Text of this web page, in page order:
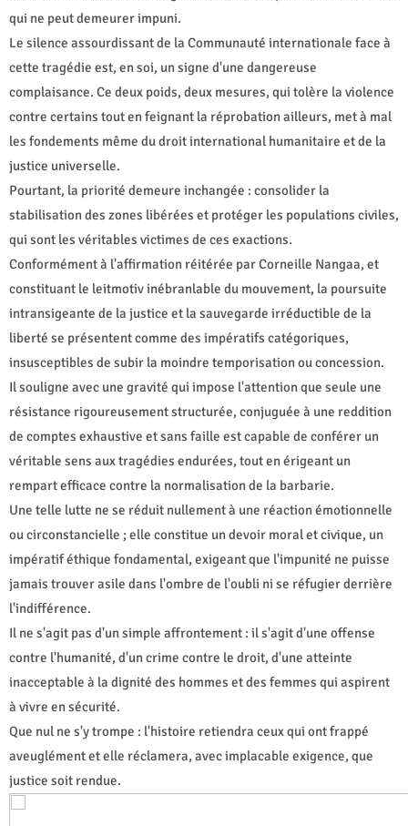
qui ne peut demeurer impuni.
Le silence assourdissant de la Communauté internationale face à
cette tragédie est, en soi, un signe d'une dangereuse
complaisance. Ce deux poids, deux mesures, qui tolère la violence
contre certains tout en feignant la réprobation ailleurs, met à mal
les fondements même du droit international humanitaire et de la
justice universelle.
Pourtant, la priorité demeure inchangée : consolider la
stabilisation des zones libérées et protéger les populations civiles,
qui sont les véritables victimes de ces exactions.
Conformément à l'affirmation réitérée par Corneille Nangaa, et
constituant le leitmotiv inébranlable du mouvement, la poursuite
intransigeante de la justice et la sauvegarde irréductible de la
liberté se présentent comme des impératifs catégoriques,
insusceptibles de subir la moindre temporisation ou concession.
Il souligne avec une gravité qui impose l'attention que seule une
résistance rigoureusement structurée, conjuguée à une reddition
de comptes exhaustive et sans faille est capable de conférer un
véritable sens aux tragédies endurées, tout en érigeant un
rempart efficace contre la normalisation de la barbarie.
Une telle lutte ne se réduit nullement à une réaction émotionnelle
ou circonstancielle ; elle constitue un devoir moral et civique, un
impératif éthique fondamental, exigeant que l'impunité ne puisse
jamais trouver asile dans l'ombre de l'oubli ni se réfugier derrière
l'indifférence.
Il ne s'agit pas d'un simple affrontement : il s'agit d'une offense
contre l'humanité, d'un crime contre le droit, d'une atteinte
inacceptable à la dignité des hommes et des femmes qui aspirent
à vivre en sécurité.
Que nul ne s'y trompe : l'histoire retiendra ceux qui ont frappé
aveuglément et elle réclamera, avec implacable exigence, que
justice soit rendue.